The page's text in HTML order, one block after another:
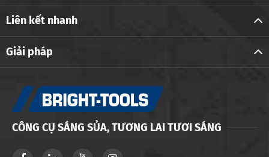
Liên kết nhanh
Giải pháp
CÔNG CỤ SÁNG SỦA, TƯƠNG LAI TƯƠI SÁNG